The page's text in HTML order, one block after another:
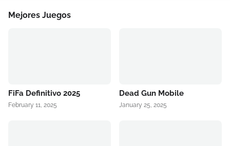
Mejores Juegos
FiFa Definitivo 2025
February 11, 2025
Dead Gun Mobile
January 25, 2025